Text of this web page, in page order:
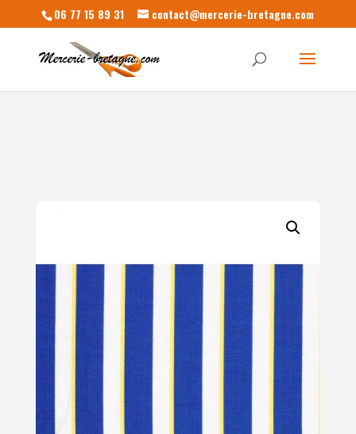
06 77 15 89 31 contact@mercerie-bretagne.com